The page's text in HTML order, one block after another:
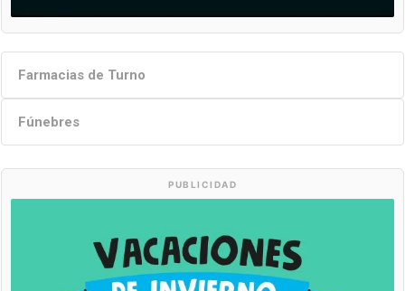
Farmacias de Turno
Fúnebres
PUBLICIDAD